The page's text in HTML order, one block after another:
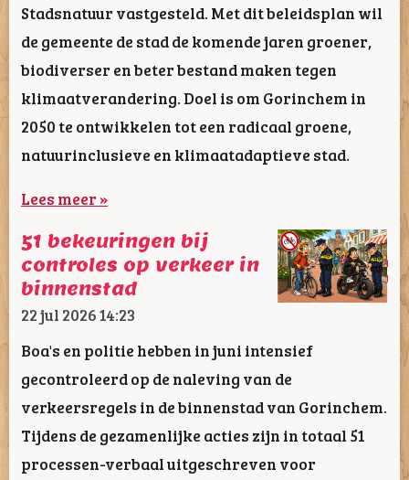
Stadsnatuur vastgesteld. Met dit beleidsplan wil
de gemeente de stad de komende jaren groener,
biodiverser en beter bestand maken tegen
klimaatverandering. Doel is om Gorinchem in
2050 te ontwikkelen tot een radicaal groene,
natuurinclusieve en klimaatadaptieve stad.
Lees meer »
51 bekeuringen bij
controles op verkeer in
binnenstad
22 jul 202614:23
Boa's en politie hebben in juni intensief
gecontroleerd op de naleving van de
verkeersregels in de binnenstad van Gorinchem.
Tijdens de gezamenlijke acties zijn in totaal 51
processen-verbaal uitgeschreven voor